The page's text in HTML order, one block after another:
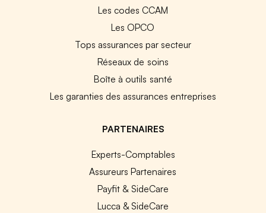
Les codes CCAM
Les OPCO
Tops assurances par secteur
Réseaux de soins
Boîte à outils santé
Les garanties des assurances entreprises
PARTENAIRES
Experts-Comptables
Assureurs Partenaires
Payfit & SideCare
Lucca & SideCare